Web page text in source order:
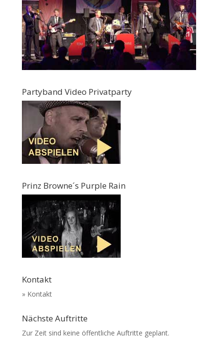
Partyband Video Privatparty
Prinz Browne´s Purple Rain
Kontakt
» Kontakt
Nächste Auftritte
Zur Zeit sind keine öffentliche Auftritte geplant.